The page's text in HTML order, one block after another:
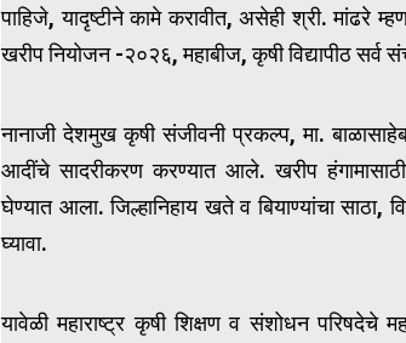
पाहिजे, यादृष्टीने कामे करावीत, असेही श्री. मांढरे
खरीप नियोजन -२०२६, महाबीज, कृषी विद्यापीठ सर्व
नानाजी देशमुख कृषी संजीवनी प्रकल्प, मा.
आदींचे सादरीकरण करण्यात आले. खरीप
घेण्यात आला. जिल्हानिहाय खते व बियाण्यांचा साठा,
घ्यावा.
यावेळी महाराष्ट्र कृषी शिक्षण व संशोधन परिषदेचे